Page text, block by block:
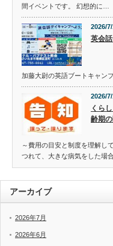
間イベントです。 幻想的に…
2026/
英会
加藤大尉の英語ブートキャン
2026/
くら
齢期
～費用の目安と制度を理解し
つれて、大きな病気をした場
アーカイブ
2026年7月
2026年6月